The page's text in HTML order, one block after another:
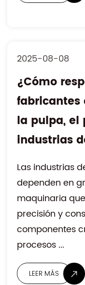
LEER MÁS
2025-08-08
¿Cómo
fabricantes
la pulpa, el
industrias
Las industrias
dependen en
maquinaria
precisión y
componentes
procesos ...